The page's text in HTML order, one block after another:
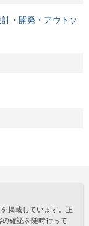
計・開発・アウトソ
掲載しています。正
確認を随時行って